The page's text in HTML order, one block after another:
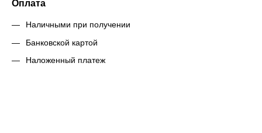
Оплата
Наличными при получении
Банковской картой
Наложенный платеж